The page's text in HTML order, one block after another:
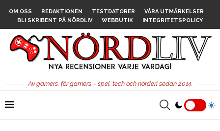
OM OSS REDAKTIONEN TESTDATORER
VÅRA UTMÄRKELSER
BLI SKRIBENT PÅ NÖRDLIV
WEBBUTIK INTEGRITETSPOLICY
Av gamers, för gamers – spel, tech och nörderi sedan 2014.